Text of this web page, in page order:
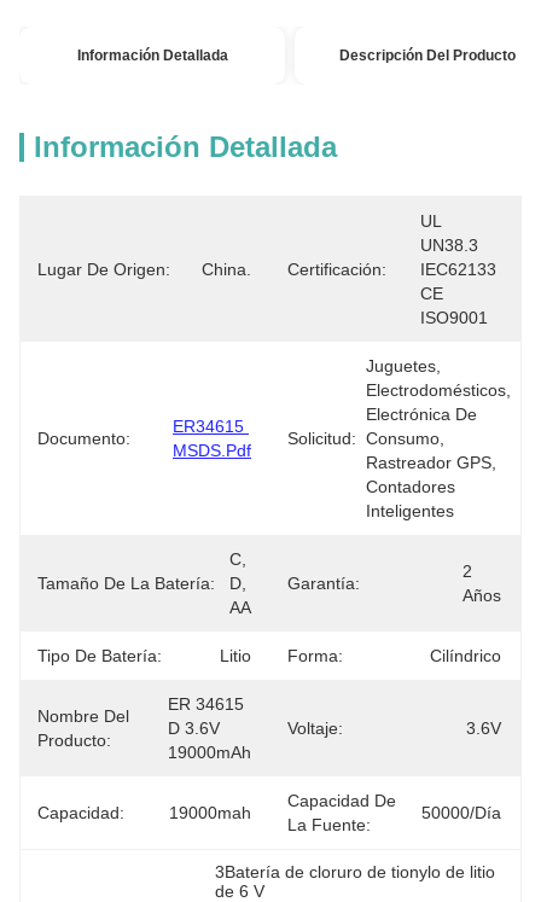
Información Detallada Descripción Del Producto
Información Detallada
Lugar De Origen: China. Certificación:
UL
UN38.3
IEC62133
CE
ISO9001
Documento:
ER34615
MSDS.pdf
Solicitud:
Juguetes,
Electrodomésticos,
Electrónica De
Consumo,
Rastreador GPS,
Contadores
Inteligentes
Tamaño De La Batería:
C,
D,
AA
Garantía:
2
Años
Tipo De Batería: Litio Forma: Cilíndrico
Nombre Del
Producto:
ER 34615
D 3.6V
19000mAh
Voltaje: 3.6V
Capacidad: 19000mah
Capacidad De
La Fuente:
50000/día
3Batería de cloruro de tionylo de litio
de 6 V